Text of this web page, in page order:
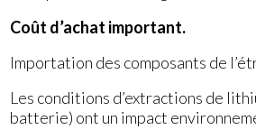
Coût d’achat important.
Importation des composants de
Les conditions d’extractions de
batterie) ont un impact